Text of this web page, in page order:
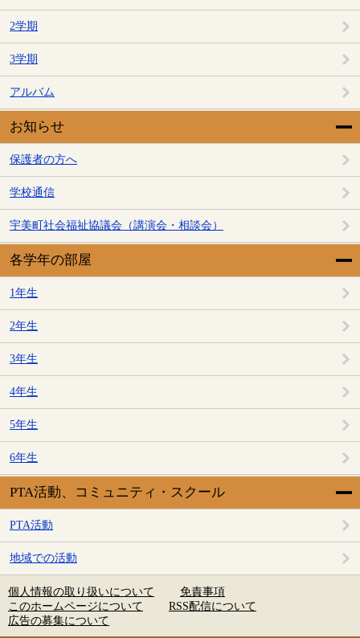
2学期
3学期
アルバム
お知らせ
保護者の方へ
学校通信
宇美町社会福祉協議会（講演会・相談会）
各学年の部屋
1年生
2年生
3年生
4年生
5年生
6年生
PTA活動、コミュニティ・スクール
PTA活動
地域での活動
個人情報の取り扱いについて
免責事項
このホームページについて
RSS配信について
広告の募集について